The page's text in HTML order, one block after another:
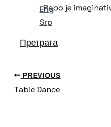
Eng
Srp
Претрага
Pepo je
PREVIOUS
Table Dance